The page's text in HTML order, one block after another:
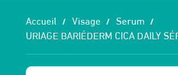
Accueil Visage
Serum
URIAGE BARIÉDERM CICA DAILY